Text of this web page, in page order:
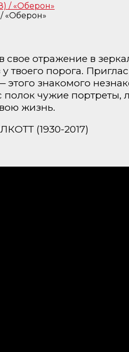
«Оберон»
свое отражение в
твоего порога.
знакомого
чужие
жизнь.
(1930-2017)